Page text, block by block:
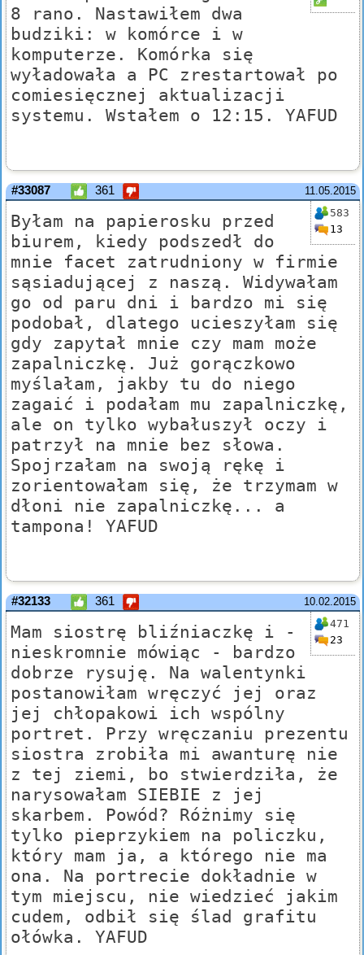
8 rano. Nastawiłem dwa
budziki: w komórce i w
komputerze. Komórka się
wyładowała a PC zrestartował po
comiesięcznej aktualizacji
systemu. Wstałem o 12:15. YAFUD
11.05.2015
#33087 361
583
13
Byłam na papierosku przed
biurem, kiedy podszedł do
mnie facet zatrudniony w firmie
sąsiadującej z naszą. Widywałam
go od paru dni i bardzo mi się
podobał, dlatego ucieszyłam się
gdy zapytał mnie czy mam może
zapalniczkę. Już gorączkowo
myślałam, jakby tu do niego
zagaić i podałam mu zapalniczkę,
ale on tylko wybałuszył oczy i
patrzył na mnie bez słowa.
Spojrzałam na swoją rękę i
zorientowałam się, że trzymam w
dłoni nie zapalniczkę... a
tampona! YAFUD
10.02.2015
#32133 361
471
23
Mam siostrę bliźniaczkę i -
nieskromnie mówiąc - bardzo
dobrze rysuję. Na walentynki
postanowiłam wręczyć jej oraz
jej chłopakowi ich wspólny
portret. Przy wręczaniu prezentu
siostra zrobiła mi awanturę nie
z tej ziemi, bo stwierdziła, że
narysowałam SIEBIE z jej
skarbem. Powód? Różnimy się
tylko pieprzykiem na policzku,
który mam ja, a którego nie ma
ona. Na portrecie dokładnie w
tym miejscu, nie wiedzieć jakim
cudem, odbił się ślad grafitu
ołówka. YAFUD